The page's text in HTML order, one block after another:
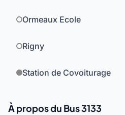
Ormeaux Ecole
Rigny
Station de Covoiturage
À propos du Bus 3133